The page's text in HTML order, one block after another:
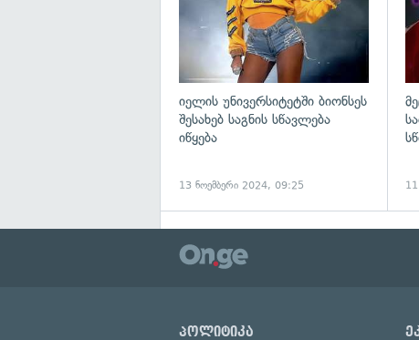
იელის უნივერსიტეტში ბიონსეს
შესახებ საგნის სწავლება
იწყება
13 ნოემბერი 2024, 09:25
პოლიტიკა